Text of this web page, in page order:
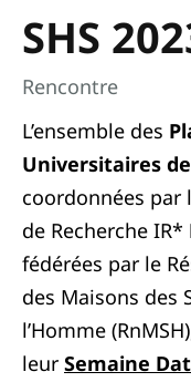
SHS
Rencontre
L’ensemble des
Universitaires
coordonnées par
de Recherche IR*
fédérées par le
des Maisons des
l’Homme
leur Semaine